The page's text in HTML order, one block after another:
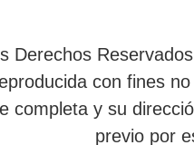
Derechos
con fines
completa y su
previo por